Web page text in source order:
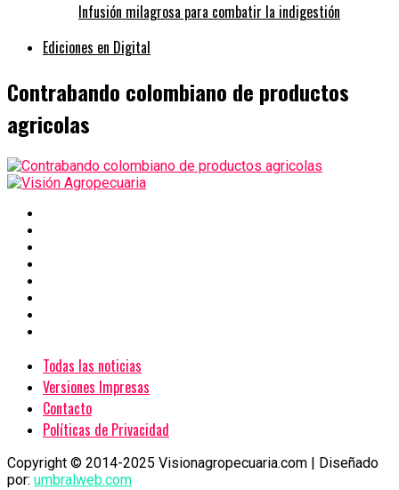
Infusión milagrosa para combatir la indigestión
Ediciones en Digital
Contrabando colombiano de productos
agricolas
Todas las noticias
Versiones Impresas
Contacto
Políticas de Privacidad
Copyright © 2014-2025 Visionagropecuaria.com | Diseñado
por: umbralweb.com